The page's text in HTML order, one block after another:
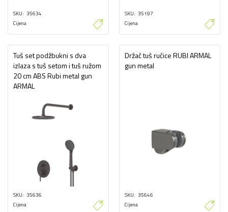
SKU 35634
Cijena
SKU 35197
Cijena
Tuš set podžbukni s dva
izlaza s tuš setom i tuš ružom
20 cm ABS Rubi metal gun
ARMAL
SKU 35636
Cijena
Držač tuš ručice RUBI ARMAL
gun metal
SKU 35646
Cijena